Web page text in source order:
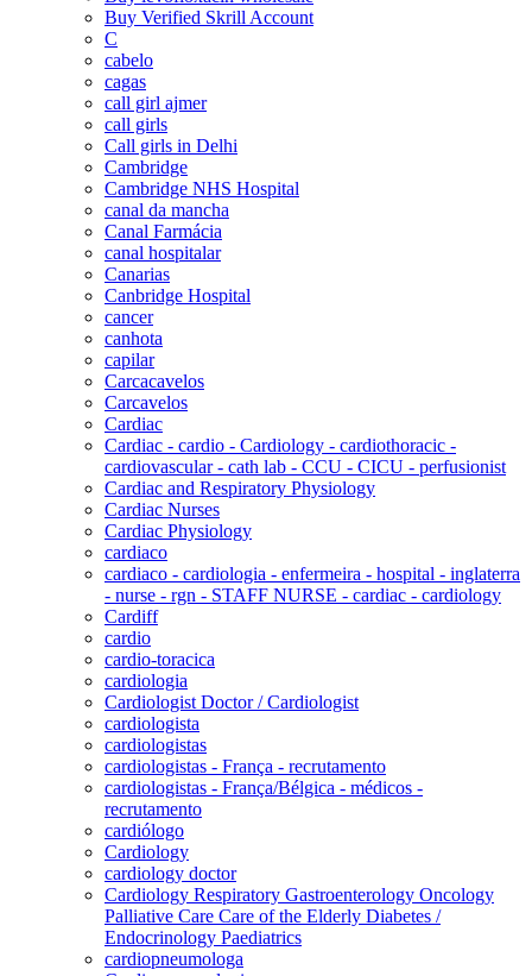
Buy Verified Skrill Account
C
cabelo
cagas
call girl ajmer
call girls
Call girls in Delhi
Cambridge
Cambridge NHS Hospital
canal da mancha
Canal Farmácia
canal hospitalar
Canarias
Canbridge Hospital
cancer
canhota
capilar
Carcacavelos
Carcavelos
Cardiac
Cardiac - cardio - Cardiology - cardiothoracic -
cardiovascular - cath lab - CCU - CICU - perfusionist
Cardiac and Respiratory Physiology
Cardiac Nurses
Cardiac Physiology
cardiaco
cardiaco - cardiologia - enfermeira - hospital - inglaterra
- nurse - rgn - STAFF NURSE - cardiac - cardiology
Cardiff
cardio
cardio-toracica
cardiologia
Cardiologist Doctor / Cardiologist
cardiologista
cardiologistas
cardiologistas - França - recrutamento
cardiologistas - França/Bélgica - médicos -
recrutamento
cardiólogo
Cardiology
cardiology doctor
Cardiology Respiratory Gastroenterology Oncology
Palliative Care Care of the Elderly Diabetes /
Endocrinology Paediatrics
cardiopneumologa